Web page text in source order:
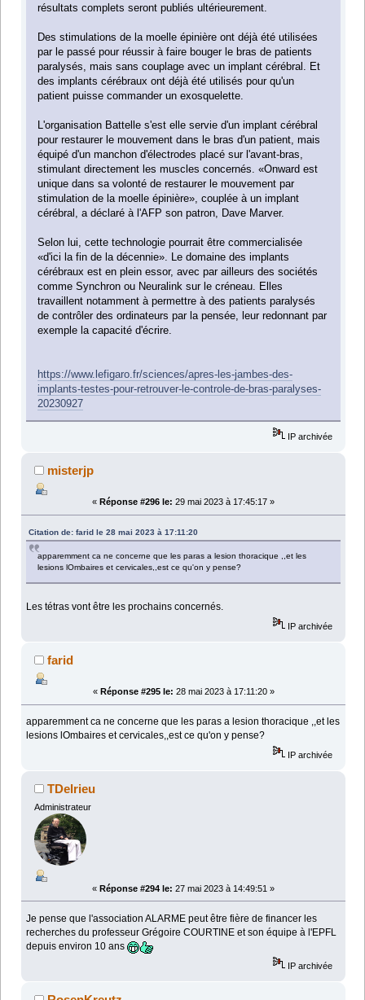
résultats complets seront publiés ultérieurement.
Des stimulations de la moelle épinière ont déjà été utilisées
par le passé pour réussir à faire bouger le bras de patients
paralysés, mais sans couplage avec un implant cérébral. Et
des implants cérébraux ont déjà été utilisés pour qu'un
patient puisse commander un exosquelette.
L'organisation Battelle s'est elle servie d'un implant cérébral
pour restaurer le mouvement dans le bras d'un patient, mais
équipé d'un manchon d'électrodes placé sur l'avant-bras,
stimulant directement les muscles concernés. «Onward est
unique dans sa volonté de restaurer le mouvement par
stimulation de la moelle épinière», couplée à un implant
cérébral, a déclaré à l'AFP son patron, Dave Marver.
Selon lui, cette technologie pourrait être commercialisée
«d'ici la fin de la décennie». Le domaine des implants
cérébraux est en plein essor, avec par ailleurs des sociétés
comme Synchron ou Neuralink sur le créneau. Elles
travaillent notamment à permettre à des patients paralysés
de contrôler des ordinateurs par la pensée, leur redonnant par
exemple la capacité d'écrire.
https://www.lefigaro.fr/sciences/apres-les-jambes-des-
implants-testes-pour-retrouver-le-controle-de-bras-paralyses-
20230927
IP archivée
misterjp
« Réponse #296 le: 29 mai 2023 à 17:45:17 »
Citation de: farid le 28 mai 2023 à 17:11:20
apparemment ca ne concerne que les paras a lesion thoracique ,,et les
lesions lOmbaires et cervicales,,est ce qu'on y pense?
Les tétras vont être les prochains concernés.
IP archivée
farid
« Réponse #295 le: 28 mai 2023 à 17:11:20 »
apparemment ca ne concerne que les paras a lesion thoracique ,,et les
lesions lOmbaires et cervicales,,est ce qu'on y pense?
IP archivée
TDelrieu
Administrateur
« Réponse #294 le: 27 mai 2023 à 14:49:51 »
Je pense que l'association ALARME peut être fière de financer les
recherches du professeur Grégoire COURTINE et son équipe à l'EPFL
depuis environ 10 ans
IP archivée